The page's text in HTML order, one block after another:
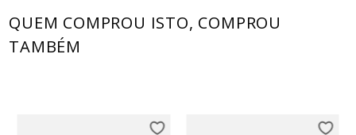
QUEM COMPROU ISTO, COMPROU
TAMBÉM